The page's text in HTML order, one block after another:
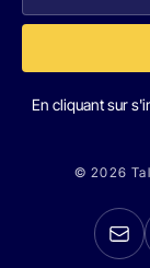
En cliquant sur
© 2026